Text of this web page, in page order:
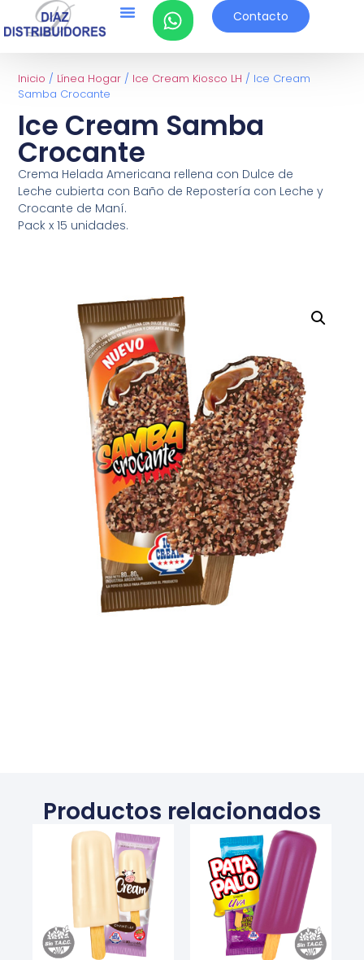
Contacto
Inicio / Línea Hogar / Ice Cream Kiosco LH / Ice Cream
Samba Crocante
Ice Cream Samba
Crocante
Crema Helada Americana rellena con Dulce de
Leche cubierta con Baño de Repostería con Leche y
Crocante de Maní.
Pack x 15 unidades.
Productos relacionados